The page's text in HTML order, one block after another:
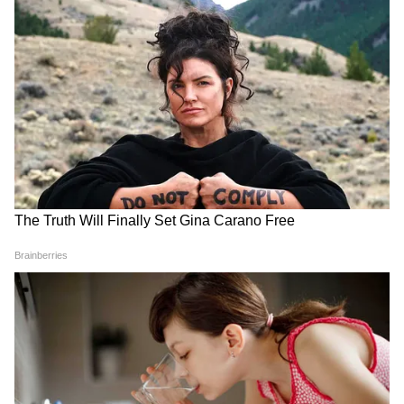
LATEST VIDEOS
Dilip Ghosh: 'কেউ তৃণমূলীদের দলে নিলে
সে সাসপেন্ড হবে', বিজেপি নেতাদের কড়া
বার্তা দিলীপের
Suvendu Adhikari: ভবানীপুরের গুরুদ্বারে
গিয়ে বড় কথা মুখ্যমন্ত্রী শুভেন্দুর, হৃদয়
ছুঁলেন শিখদের